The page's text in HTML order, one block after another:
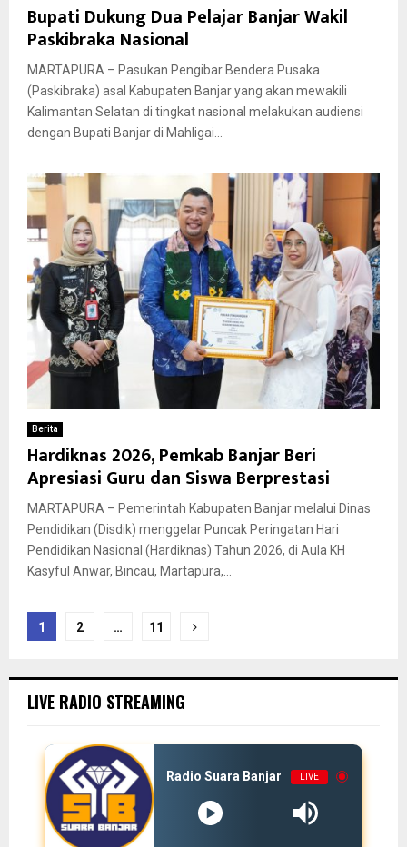
Bupati Dukung Dua Pelajar Banjar Wakil
Paskibraka Nasional
MARTAPURA – Pasukan Pengibar Bendera Pusaka
(Paskibraka) asal Kabupaten Banjar yang akan mewakili
Kalimantan Selatan di tingkat nasional melakukan audiensi
dengan Bupati Banjar di Mahligai...
Berita
Hardiknas 2026, Pemkab Banjar Beri
Apresiasi Guru dan Siswa Berprestasi
MARTAPURA – Pemerintah Kabupaten Banjar melalui Dinas
Pendidikan (Disdik) menggelar Puncak Peringatan Hari
Pendidikan Nasional (Hardiknas) Tahun 2026, di Aula KH
Kasyful Anwar, Bincau, Martapura,...
Paginasi
1 2 … 11
LIVE RADIO STREAMING
Radio Suara Banjar LIVE